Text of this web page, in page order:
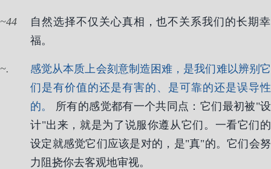
44
自然选择不仅关心真相，也不关系我们的长期幸
福。
.
感觉从本质上会刻意制造困难，是我们难以辨别它
们是有价值的还是有害的、是可靠的还是误导性
的。
所有的感觉都有一个共同点：它们最初被"设
计"出来，就是为了说服你遵从它们。一看它们的
设定就感觉它们应该是对的，是"真"的。它们会努
力阻挠你去客观地审视。